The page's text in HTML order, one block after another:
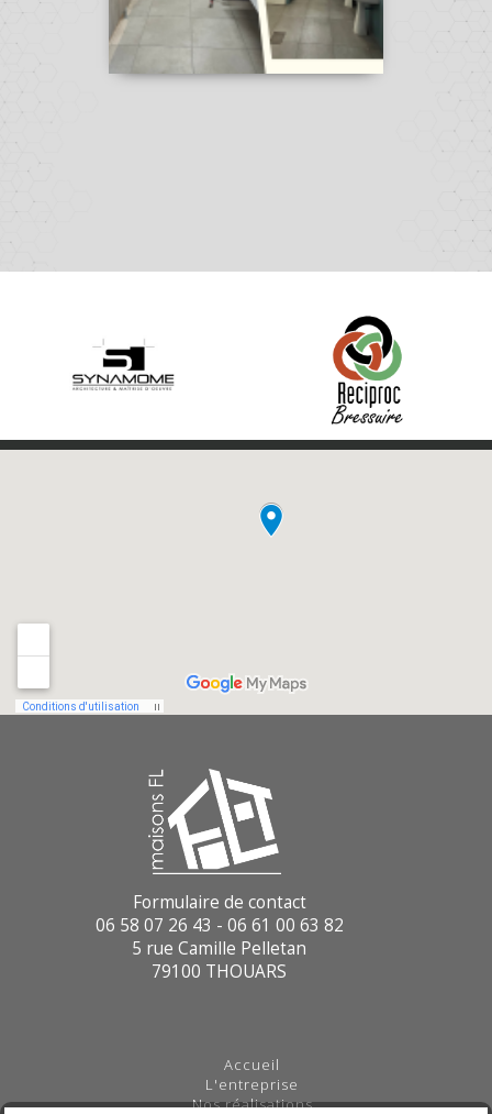
Formulaire de contact
06 58 07 26 43 - 06 61 00 63 82
5 rue Camille Pelletan
79100 THOUARS
Accueil
L'entreprise
Nos réalisations